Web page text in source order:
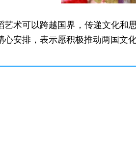
艺术可以跨越国界，传递文化和
心安排，表示愿积极推动两国文